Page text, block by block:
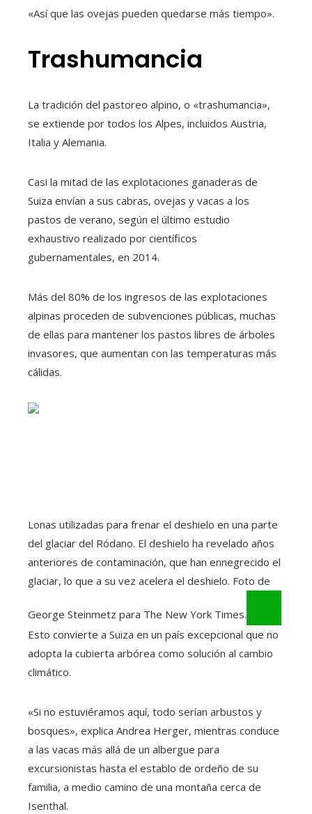
«Así que las ovejas pueden quedarse más tiempo».
Trashumancia
La tradición del pastoreo alpino, o «trashumancia»,
se extiende por todos los Alpes, incluidos Austria,
Italia y Alemania.
Casi la mitad de las explotaciones ganaderas de
Suiza envían a sus cabras, ovejas y vacas a los
pastos de verano, según el último estudio
exhaustivo realizado por científicos
gubernamentales, en 2014.
Más del 80% de los ingresos de las explotaciones
alpinas proceden de subvenciones públicas, muchas
de ellas para mantener los pastos libres de árboles
invasores, que aumentan con las temperaturas más
cálidas.
Lonas utilizadas para frenar el deshielo en una parte
del glaciar del Ródano. El deshielo ha revelado años
anteriores de contaminación, que han ennegrecido el
glaciar, lo que a su vez acelera el deshielo. Foto de
George Steinmetz para The New York Times.
Esto convierte a Suiza en un país excepcional que no
adopta la cubierta arbórea como solución al cambio
climático.
«Si no estuviéramos aquí, todo serían arbustos y
bosques», explica Andrea Herger, mientras conduce
a las vacas más allá de un albergue para
excursionistas hasta el establo de ordeño de su
familia, a medio camino de una montaña cerca de
Isenthal.